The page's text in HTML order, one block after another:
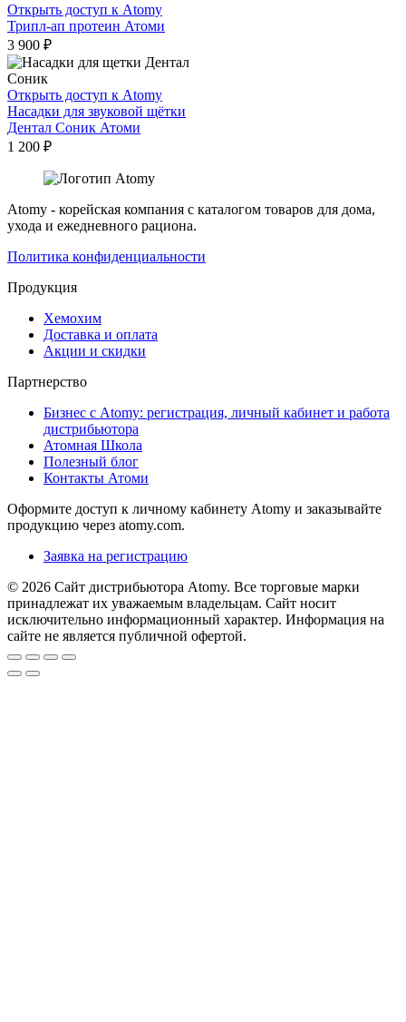
Открыть доступ к Atomy
Трипл-ап протеин Атоми
3 900 ₽
Открыть доступ к Atomy
Насадки для звуковой щётки
Дентал Соник Атоми
1 200 ₽
Atomy - корейская компания с каталогом товаров для дома,
ухода и ежедневного рациона.
Политика конфиденциальности
Продукция
Хемохим
Доставка и оплата
Акции и скидки
Партнерство
Бизнес с Atomy: регистрация, личный кабинет и работа
дистрибьютора
Атомная Школа
Полезный блог
Контакты Атоми
Оформите доступ к личному кабинету Atomy и заказывайте
продукцию через atomy.com.
Заявка на регистрацию
© 2026 Сайт дистрибьютора Atomy. Все торговые марки
принадлежат их уважаемым владельцам. Сайт носит
исключительно информационный характер. Информация на
сайте не является публичной офертой.